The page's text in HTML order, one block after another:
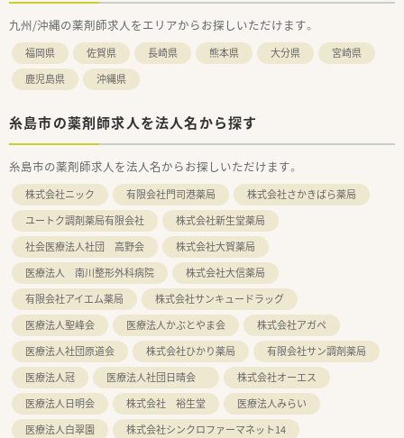
九州/沖縄の薬剤師求人をエリアからお探しいただけます。
福岡県 佐賀県 長崎県 熊本県 大分県
宮崎県
鹿児島県
沖縄県
糸島市の薬剤師求人を法人名から探す
糸島市の薬剤師求人を法人名からお探しいただけます。
株式会社ニック 有限会社門司港薬局
株式会社さかきばら薬局
ユートク調剤薬局有限会社
株式会社新生堂薬局
社会医療法人社団 高野会
株式会社大賀薬局
医療法人 南川整形外科病院
株式会社大信薬局
有限会社アイエム薬局
株式会社サンキュードラッグ
医療法人聖峰会
医療法人かぶとやま会
株式会社アガペ
医療法人社団原道会
株式会社ひかり薬局
有限会社サン調剤薬局
医療法人冠
医療法人社団日晴会
株式会社オーエス
医療法人日明会
株式会社 裕生堂
医療法人みらい
医療法人白翠園
株式会社シンクロファーマネット14